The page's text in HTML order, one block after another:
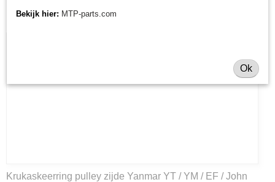
Krukaskeerring pulley zijde Yanmar YT / YM / EF / John
Bekijk hier: MTP-parts.com
Ok